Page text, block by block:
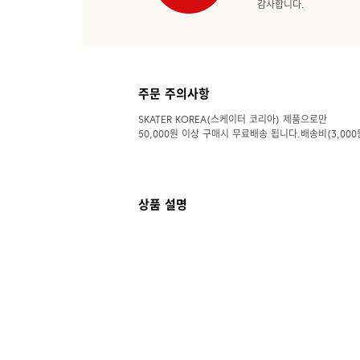
감사합니다.
주문 주의사항
SKATER KOREA(스케이터 코리아) 제품으로만
50,000원 이상 구매시 무료배송 됩니다.배송비(3,000
상품 설명